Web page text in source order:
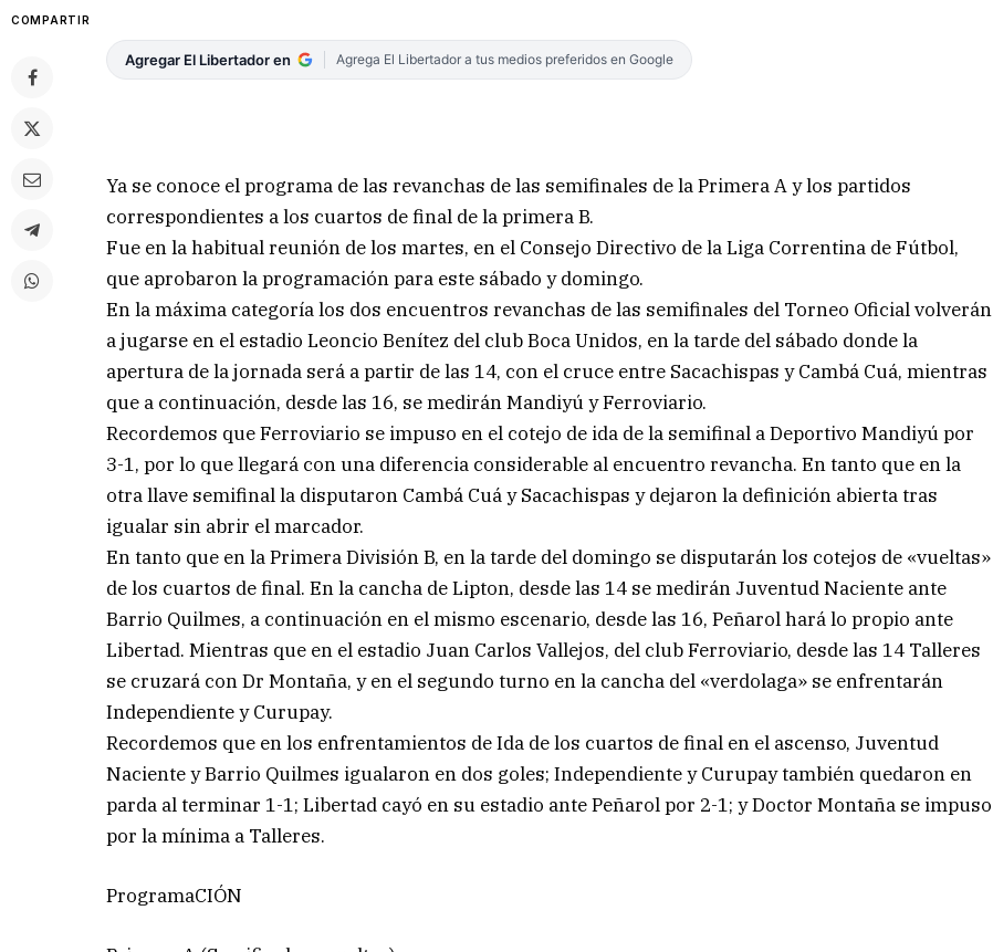
COMPARTIR
Agregar El Libertador en Agrega El Libertador a tus medios preferidos en Google
Ya se conoce el programa de las revanchas de las semifinales de la Primera A y los partidos
correspondientes a los cuartos de final de la primera B.
Fue en la habitual reunión de los martes, en el Consejo Directivo de la Liga Correntina de Fútbol,
que aprobaron la programación para este sábado y domingo.
En la máxima categoría los dos encuentros revanchas de las semifinales del Torneo Oficial volverán
a jugarse en el estadio Leoncio Benítez del club Boca Unidos, en la tarde del sábado donde la
apertura de la jornada será a partir de las 14, con el cruce entre Sacachispas y Cambá Cuá, mientras
que a continuación, desde las 16, se medirán Mandiyú y Ferroviario.
Recordemos que Ferroviario se impuso en el cotejo de ida de la semifinal a Deportivo Mandiyú por
3-1, por lo que llegará con una diferencia considerable al encuentro revancha. En tanto que en la
otra llave semifinal la disputaron Cambá Cuá y Sacachispas y dejaron la definición abierta tras
igualar sin abrir el marcador.
En tanto que en la Primera División B, en la tarde del domingo se disputarán los cotejos de «vueltas»
de los cuartos de final. En la cancha de Lipton, desde las 14 se medirán Juventud Naciente ante
Barrio Quilmes, a continuación en el mismo escenario, desde las 16, Peñarol hará lo propio ante
Libertad. Mientras que en el estadio Juan Carlos Vallejos, del club Ferroviario, desde las 14 Talleres
se cruzará con Dr Montaña, y en el segundo turno en la cancha del «verdolaga» se enfrentarán
Independiente y Curupay.
Recordemos que en los enfrentamientos de Ida de los cuartos de final en el ascenso, Juventud
Naciente y Barrio Quilmes igualaron en dos goles; Independiente y Curupay también quedaron en
parda al terminar 1-1; Libertad cayó en su estadio ante Peñarol por 2-1; y Doctor Montaña se impuso
por la mínima a Talleres.
ProgramaCIÓN